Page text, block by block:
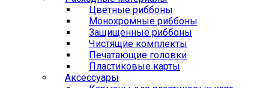
Цветные риббоны
Монохромные риббоны
Защищенные риббоны
Чистящие комплекты
Печатающие головки
Пластиковые карты
Аксессуары